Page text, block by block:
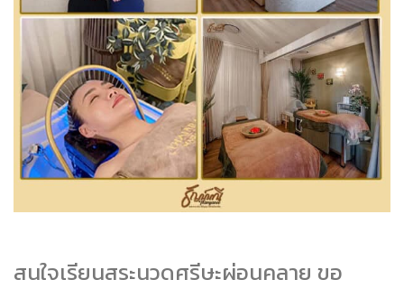
สนใจเรียนสระนวดศรีษะผ่อนคลาย ขอ